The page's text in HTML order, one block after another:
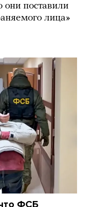
они поставили
лица»
ФСБ